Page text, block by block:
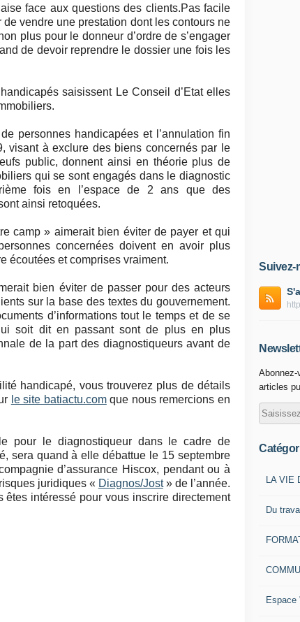
face aux questions des clients.Pas facile
vendre une prestation dont les contours ne
plus pour le donneur d’ordre de s’engager
de devoir reprendre le dossier une fois les
saisissent Le Conseil d’Etat elles
personnes handicapées et l’annulation fin
visant à exclure des biens concernés par le
public, donnent ainsi en théorie plus de
qui se sont engagés dans le diagnostic
fois en l’espace de 2 ans que des
ainsi retoquées.
camp » aimerait bien éviter de payer et qui
concernées doivent en avoir plus
écoutées et comprises vraiment.
bien éviter de passer pour des acteurs
sur la base des textes du gouvernement.
d’informations tout le temps et de se
soit dit en passant sont de plus en plus
de la part des diagnostiqueurs avant de
handicapé, vous trouverez plus de détails
le site batiactu.comque nous remercions en
pour le diagnostiqueur dans le cadre de
sera quand à elle débattue le 15 septembre
d’assurance Hiscox, pendant ou à
juridiques « Diagnos/Jost» de l’année.
êtes intéressé pour vous inscrire directement
Suivez-
Abonnez-
articles
LA VIE
Du
Espace